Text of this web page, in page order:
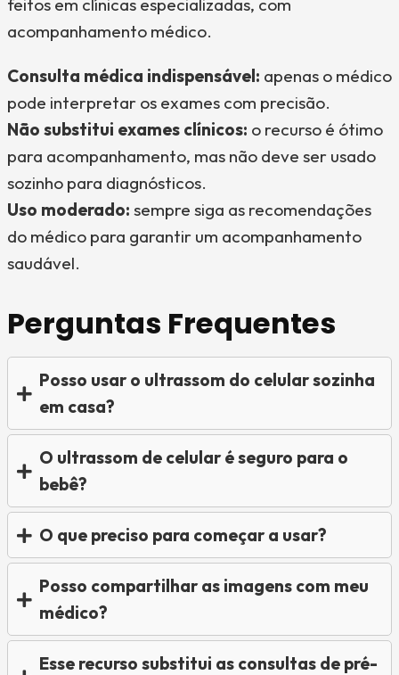
feitos em clínicas especializadas, com
acompanhamento médico.
Consulta médica indispensável: apenas o médico
pode interpretar os exames com precisão.
Não substitui exames clínicos: o recurso é ótimo
para acompanhamento, mas não deve ser usado
sozinho para diagnósticos.
Uso moderado: sempre siga as recomendações
do médico para garantir um acompanhamento
saudável.
Perguntas Frequentes
Posso usar o ultrassom do celular sozinha
em casa?
O ultrassom de celular é seguro para o
bebê?
O que preciso para começar a usar?
Posso compartilhar as imagens com meu
médico?
Esse recurso substitui as consultas de pré-